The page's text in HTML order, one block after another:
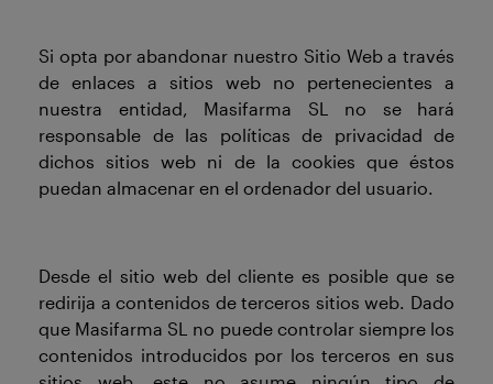
Si opta por abandonar nuestro Sitio Web a través
de enlaces a sitios web no pertenecientes a
nuestra entidad, Masifarma SL no se hará
responsable de las políticas de privacidad de
dichos sitios web ni de la cookies que éstos
puedan almacenar en el ordenador del usuario.
Desde el sitio web del cliente es posible que se
redirija a contenidos de terceros sitios web. Dado
que Masifarma SL no puede controlar siempre los
contenidos introducidos por los terceros en sus